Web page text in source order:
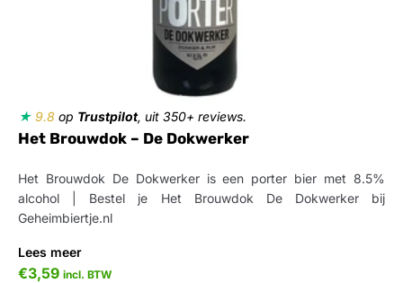
★ 9.8 op Trustpilot, uit 350+ reviews.
Het Brouwdok – De Dokwerker
Het Brouwdok De Dokwerker is een porter bier met 8.5%
alcohol | Bestel je Het Brouwdok De Dokwerker bij
Geheimbiertje.nl
Lees meer
€3,59 incl. BTW